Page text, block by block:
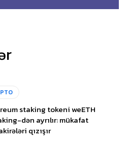
staking tokeni weETH
dən ayrılır: mükafat
qızışır